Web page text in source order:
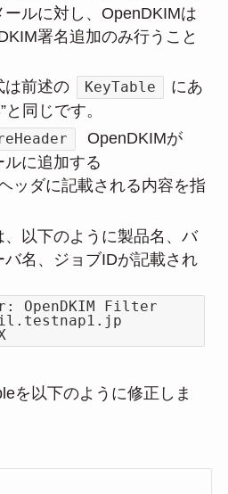
ールに対し、OpenDKIMは
署名追加のみ行うこと
は前述の
KeyTable
にあ
と同じです。
OpenDKIMが
に追加する
ッダに記載される内容を指
、以下のように製品名、バ
バ名、ジョブIDが記載され
OpenDKIM Filter
を以下のように修正しま